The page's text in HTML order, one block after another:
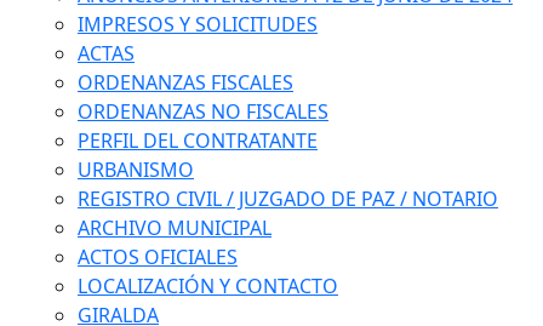
IMPRESOS Y SOLICITUDES
ACTAS
ORDENANZAS FISCALES
ORDENANZAS NO FISCALES
PERFIL DEL CONTRATANTE
URBANISMO
REGISTRO CIVIL / JUZGADO DE PAZ / NOTARIO
ARCHIVO MUNICIPAL
ACTOS OFICIALES
LOCALIZACIÓN Y CONTACTO
GIRALDA